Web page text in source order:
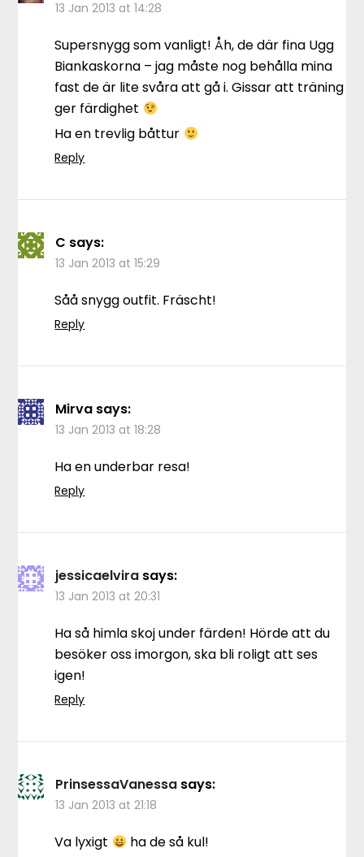
13 Jan 2013 at 14:28
Supersnygg som vanligt! Åh, de där fina Ugg
Biankaskorna – jag måste nog behålla mina
fast de är lite svåra att gå i. Gissar att träning
ger färdighet
Ha en trevlig båttur
Reply
C says:
13 Jan 2013 at 15:29
Såå snygg outfit. Fräscht!
Reply
Mirva says:
13 Jan 2013 at 18:28
Ha en underbar resa!
Reply
jessicaelvira says:
13 Jan 2013 at 20:31
Ha så himla skoj under färden! Hörde att du
besöker oss imorgon, ska bli roligt att ses
igen!
Reply
PrinsessaVanessa says:
13 Jan 2013 at 21:18
Va lyxigt ha de så kul!